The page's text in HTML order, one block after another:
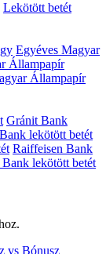
Lekötött betét
Egyéves Magyar
Állampapír
Állampapír
Gránit Bank
lekötött betét
Raiffeisen Bank
lekötött betét
vs Bónusz